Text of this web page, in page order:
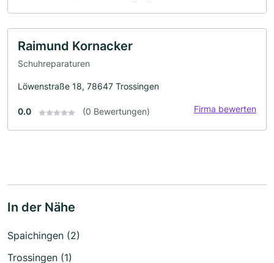
Raimund Kornacker
Schuhreparaturen
Löwenstraße 18, 78647 Trossingen
0.0 (0 Bewertungen) Firma bewerten
In der Nähe
Spaichingen (2)
Trossingen (1)